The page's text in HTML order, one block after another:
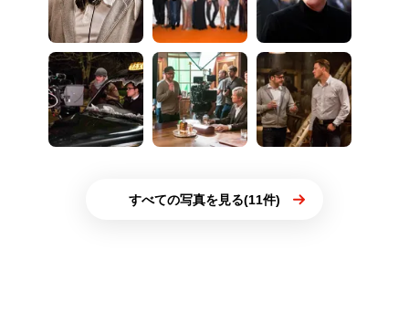
すべての写真を見る(11件)